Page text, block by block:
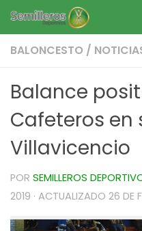
Saltar al contenido
BALONCESTO /
Balance
Cafeteros en
Villavicencio
POR SEMILLEROS
2019 · ACTUALIZADO 26 DE